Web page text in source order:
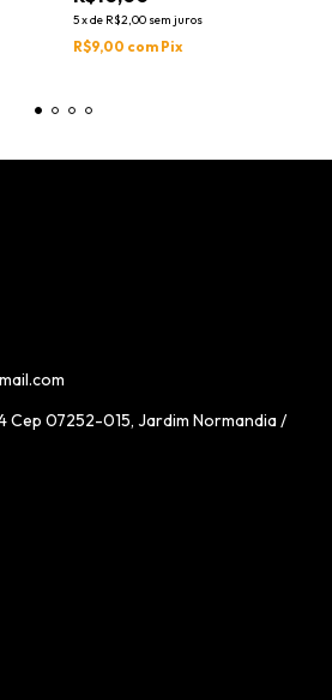
5xde R$2,00 sem juros
R$9,00 com Pix
Cep 07252-015, Jardim Normandia /